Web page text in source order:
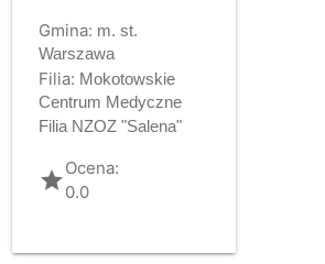
Gmina: m. st.
Warszawa
Filia: Mokotowskie
Centrum Medyczne
Filia NZOZ "Salena"
gradeOcena:
0.0